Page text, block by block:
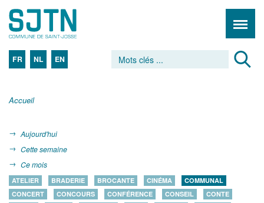
FR NL EN
Accueil
Aujourd'hui
Cette semaine
Ce mois
ATELIER BRADERIE BROCANTE CINÉMA
COMMUNAL
CONCERT
CONCOURS CONFÉRENCE CONSEIL
CONTE